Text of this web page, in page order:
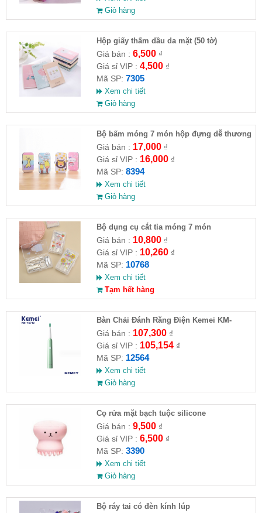
Giỏ hàng
Hộp giấy thấm dầu da mặt (50 tờ)
Giá bán : 6,500₫
Giá sỉ VIP : 4,500₫
Mã SP: 7305
Xem chi tiết
Giỏ hàng
Bộ bấm móng 7 món hộp đựng dễ thương
Giá bán : 17,000₫
Giá sỉ VIP : 16,000₫
Mã SP: 8394
Xem chi tiết
Giỏ hàng
Bộ dụng cụ cắt tỉa móng 7 món
Giá bán : 10,800₫
Giá sỉ VIP : 10,260₫
Mã SP: 10768
Xem chi tiết
Tạm hết hàng
Bàn Chải Đánh Răng Điện Kemei KM-
YS713
Giá bán : 107,300₫
Giá sỉ VIP : 105,154₫
Mã SP: 12564
Xem chi tiết
Giỏ hàng
Cọ rửa mặt bạch tuộc silicone
Giá bán : 9,500₫
Giá sỉ VIP : 6,500₫
Mã SP: 3390
Xem chi tiết
Giỏ hàng
Bộ ráy tai có đèn kính lúp